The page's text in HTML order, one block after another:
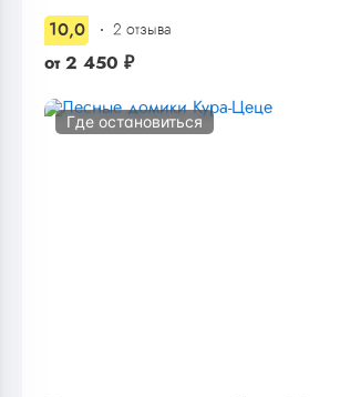
10,0 2 отзыва
от 2 450 ₽
Где остановиться